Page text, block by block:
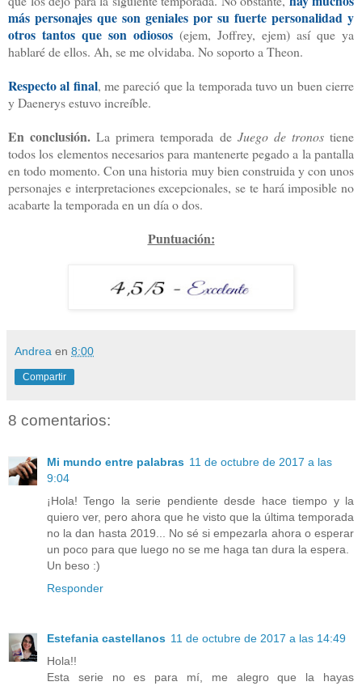
más personajes que son geniales por su fuerte personalidad y
otros tantos que son odiosos (ejem, Joffrey, ejem) así que ya
hablaré de ellos. Ah, se me olvidaba. No soporto a Theon.
Respecto al final, me pareció que la temporada tuvo un buen cierre
y Daenerys estuvo increíble.
En conclusión.La primera temporada de Juego de tronostiene
todos los elementos necesarios para mantenerte pegado a la pantalla
en todo momento. Con una historia muy bien construida y con unos
personajes e interpretaciones excepcionales, se te hará imposible no
acabarte la temporada en un día o dos.
Puntuación:
Andrea en 8:00
Compartir
8 comentarios:
Mi mundo entre palabras 11 de octubre de 2017 a las
9:04
¡Hola! Tengo la serie pendiente desde hace tiempo y la
quiero ver, pero ahora que he visto que la última temporada
no la dan hasta 2019... No sé si empezarla ahora o esperar
un poco para que luego no se me haga tan dura la espera.
Un beso :)
Responder
Estefania castellanos 11 de octubre de 2017 a las 14:49
Hola!!
Esta serie no es para mí, me alegro que la hayas